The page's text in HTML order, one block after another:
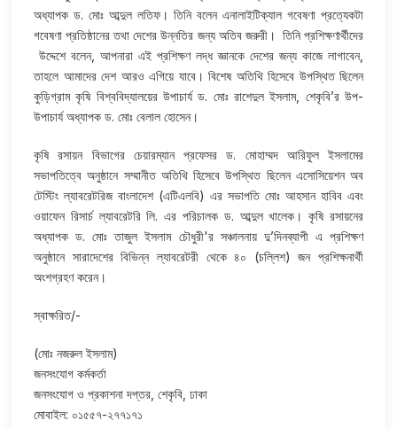
অধ্যাপক ড. মোঃ আব্দুল লতিফ। তিনি বলেন এনালাইটিক্যাল গবেষণা প্রত্যেকটা
গবেষণা প্রতিষ্ঠানের তথা দেশের উন্নতির জন্য অতিব জরুরী। তিনি প্রশিক্ষণার্থীদের
উদ্দেশে বলেন, আপনারা এই প্রশিক্ষণ লদ্ধ জ্ঞানকে দেশের জন্য কাজে লাগাবেন,
তাহলে আমাদের দেশ আরও এগিয়ে যাবে। বিশেষ অতিথি হিসেবে উপস্থিত ছিলেন
কুড়িগ্রাম কৃষি বিশ্ববিদ্যালয়ের উপাচার্য ড. মোঃ রাশেদুল ইসলাম, শেকৃবি’র উপ-
উপাচার্য অধ্যাপক ড. মোঃ বেলাল হোসেন।
কৃষি রসায়ন বিভাগের চেয়ারম্যান প্রফেসর ড. মোহাম্মদ আরিফুল ইসলামের
সভাপতিত্বে অনুষ্ঠানে সম্মানীত অতিথি হিসেবে উপস্থিত ছিলেন এসোসিয়েশন অব
টেস্টিং ল্যাবরেটরিজ বাংলাদেশ (এটিএলবি) এর সভাপতি মোঃ আহসান হাবিব এবং
ওয়াফেন রিসার্চ ল্যাবরেটরি লি. এর পরিচালক ড. আব্দুল খালেক। কৃষি রসায়নের
অধ্যাপক ড. মোঃ তাজুল ইসলাম চৌধুরী'র সঞ্চালনায় দু’দিনব্যাপী এ প্রশিক্ষণ
অনুষ্ঠানে সারাদেশের বিভিন্ন ল্যাবরেটরী থেকে ৪০ (চল্লিশ) জন প্রশিক্ষনার্থী
অংশগ্রহণ করেন।
স্বাক্ষরিত/-
(মোঃ নজরুল ইসলাম)
জনসংযোগ কর্মকর্তা
জনসংযোগ ও প্রকাশনা দপ্তর, শেকৃবি, ঢাকা
মোবাইল: ০১৫৫৭-২৭৭১৭১